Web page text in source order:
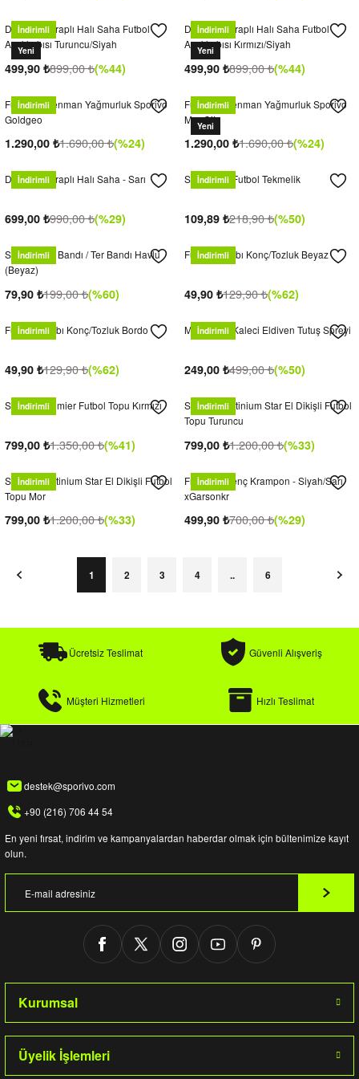
İndirimli
Yeni
Dugana Çoraplı Halı Saha Futbol
Ayakkabısı Turuncu/Siyah
(%44)
499,90 ₺899,00₺
İndirimli
Yeni
Dugana Çoraplı Halı Saha Futbol
Ayakkabısı Kırmızı/Siyah
(%44)
499,90 ₺899,00₺
İndirimli
Futbol Antrenman Yağmurluk Sporivo
Goldgeo
(%24)
1.290,00 ₺1.690,00₺
İndirimli
Yeni
Futbol Antrenman Yağmurluk Sporivo
ManCity
(%24)
1.290,00 ₺1.690,00₺
İndirimli
Dugana Çoraplı Halı Saha - Sarı
(%29)
699,00 ₺990,00₺
İndirimli
Schimilton Futbol Tekmelik
(%50)
109,89 ₺218,90₺
İndirimli
Sporcu Saç Bandı / Ter Bandı Havlu
(Beyaz)
(%60)
79,90 ₺199,00₺
İndirimli
Futbol Çorabı Konç/Tozluk Beyaz
(%62)
49,90 ₺129,90₺
İndirimli
Futbol Çorabı Konç/Tozluk Bordo
(%62)
49,90 ₺129,90₺
İndirimli
Mega Grip Kaleci Eldiven Tutuş Spreyi
(%50)
249,00 ₺499,00₺
İndirimli
Sporigo Premier Futbol Topu Kırmızı
(%41)
799,00 ₺1.350,00₺
İndirimli
Sporigo Platinium Star El Dikişli Futbol
Topu Turuncu
(%33)
799,00 ₺1.200,00₺
İndirimli
Sporigo Platinium Star El Dikişli Futbol
Topu Mor
(%33)
799,00 ₺1.200,00₺
İndirimli
Free BW Genç Krampon - Siyah/Sarı
xGarsonkr
(%29)
499,90 ₺700,00₺
1 2 3 4 .. 6
Ücretsiz Teslimat Güvenli Alışveriş
Müşteri Hizmetleri Hızlı Teslimat
destek@sporivo.com
+90 (216) 706 44 54
En yeni fırsat, indirim ve kampanyalardan haberdar olmak için bültenimize kayıt
olun.
Kurumsal
Üyelik İşlemleri